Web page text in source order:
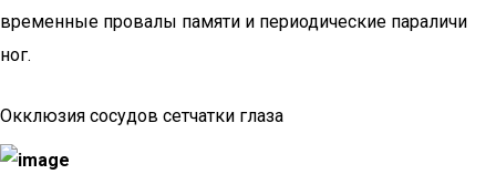
временные провалы памяти и периодические параличи
ног.
Окклюзия сосудов сетчатки глаза